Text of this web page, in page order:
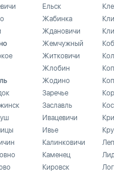
Ельск
Жабинка
Ждановичи
Жемчужный
Житковичи
Жлобин
Жодино
Заречье
Заславль
Ивацевичи
Ивье
Калинковичи
Каменец
Кировск